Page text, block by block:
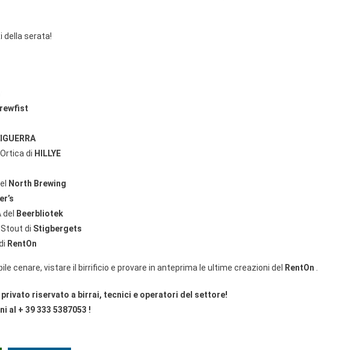
della serata!
Ortica di HILLYE
North Brewing
del
Beerbliotek
Stout di Stigbergets
RentOn
cenare, vistare il birrificio e provare in anteprima le ultime creazioni del RentOn
riservato a birrai, tecnici e operatori del settore!
al + 39 333 5387053 !